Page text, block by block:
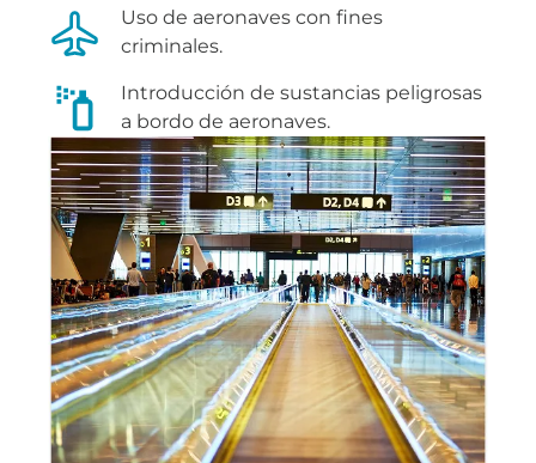
Uso de aeronaves con fines
criminales.
Introducción de sustancias peligrosas
a bordo de aeronaves.